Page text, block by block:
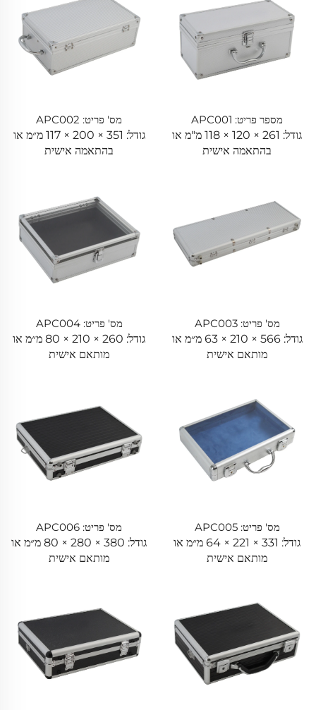
מספר פריט: APC001
גודל: 261 × 120 × 118 מ"מ או
בהתאמה אישית
מס' פריט: APC002
גודל: 351 × 200 × 117 מ״מ או
בהתאמה אישית
מס' פריט: APC003
גודל: 566 × 210 × 63 מ״מ או
מותאם אישית
מס' פריט: APC004
גודל: 260 × 210 × 80 מ״מ או
מותאם אישית
מס' פריט: APC005
גודל: 331 × 221 × 64 מ״מ או
מותאם אישית
מס' פריט: APC006
גודל: 380 × 280 × 80 מ״מ או
מותאם אישית